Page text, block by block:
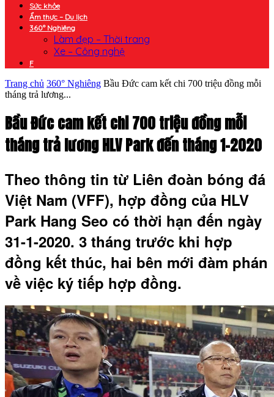
Sức khỏe
Ẩm thực – Du lịch
360° Nghiêng
Làm đẹp – Thời trang
Xe – Công nghệ
F
Trang chủ 360° Nghiêng Bầu Đức cam kết chi 700 triệu đồng mỗi
tháng trả lương...
Bầu Đức cam kết chi 700 triệu đồng mỗi
tháng trả lương HLV Park đến tháng 1-2020
Theo thông tin từ Liên đoàn bóng đá
Việt Nam (VFF), hợp đồng của HLV
Park Hang Seo có thời hạn đến ngày
31-1-2020. 3 tháng trước khi hợp
đồng kết thúc, hai bên mới đàm phán
về việc ký tiếp hợp đồng.